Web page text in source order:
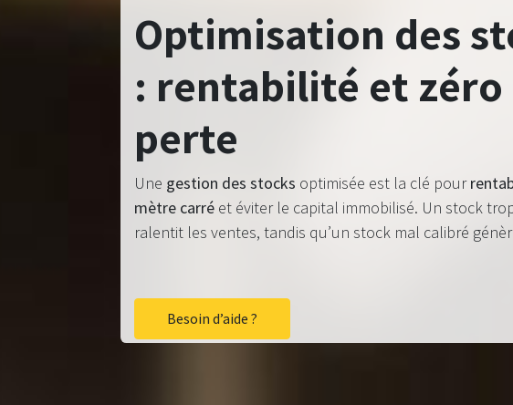
Optimisation des
: rentabilité et zéro
perte
Une gestion des stocks optimisée est la clé pour
mètre carréet éviter le capital immobilisé. Un stock
ralentit les ventes, tandis qu’un stock mal calibré
Besoin d’aide ?